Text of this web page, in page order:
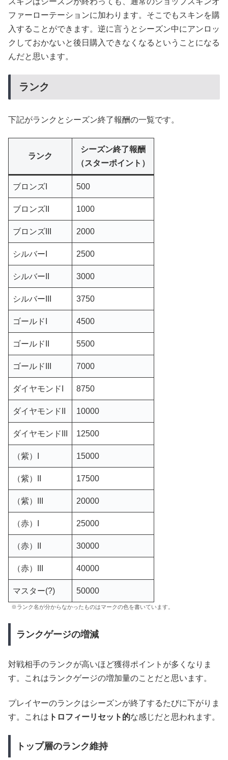
ファーローテーションに加わります。そこでもスキンを購
入することができます。逆に言うとシーズン中にアンロッ
クしておかないと後日購入できなくなるということになる
んだと思います。
ランク
下記がランクとシーズン終了報酬の一覧です。
ランク
シーズン終了報酬
（スターポイント）
ブロンズI 500
ブロンズII 1000
ブロンズIII 2000
シルバーI 2500
シルバーII 3000
シルバーIII 3750
ゴールドI 4500
ゴールドII 5500
ゴールドIII 7000
ダイヤモンドI 8750
ダイヤモンドII 10000
ダイヤモンドIII 12500
（紫）I 15000
（紫）II 17500
（紫）III 20000
（赤）I 25000
（赤）II 30000
（赤）III 40000
マスター(?) 50000
※ランク名が分からなかったものはマークの色を書いています。
ランクゲージの増減
対戦相手のランクが高いほど獲得ポイントが多くなりま
す。これはランクゲージの増加量のことだと思います。
プレイヤーのランクはシーズンが終了するたびに下がりま
す。これは トロフィーリセット的な感じだと思われます。
トップ層のランク維持